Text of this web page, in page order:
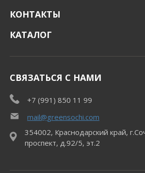
КОНТАКТЫ
КАТАЛОГ
СВЯЗАТЬСЯ С НАМИ
+7 (991) 850 11 99
mail@greensochi.com
354002, Краснодарский край,
проспект, д.92/5, эт.2